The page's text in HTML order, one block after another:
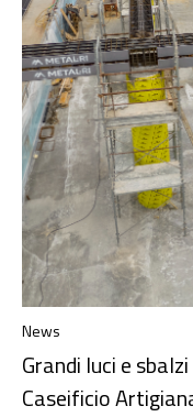
News
Grandi luci e
Caseificio